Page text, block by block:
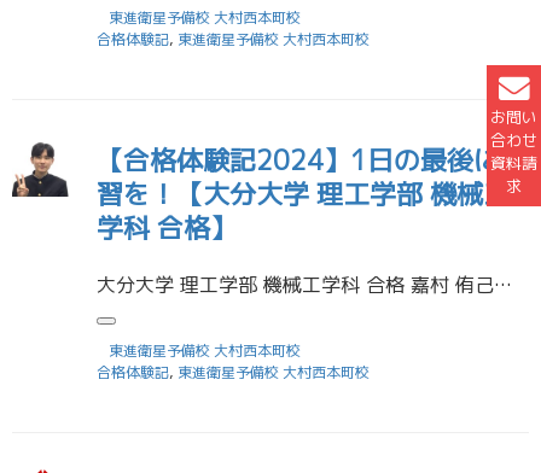
お問い
合わせ
資料請
求
東進衛星予備校 大村西本町校
合格体験記, 東進衛星予備校 大村西本町校
【合格体験記2024】1日の最後に復
習を！【大分大学 理工学部 機械工
学科 合格】
大分大学 理工学部 機械工学科 合格 嘉村 侑己くん 受験に役立った勉強法を教えてください 僕は今まで勉強をしてこなかったので良い勉強法が分からず、とりあえず覚えたり、問題を解いたりしていました。でもなかなか結果が出ずに […]
東進衛星予備校 大村西本町校
合格体験記, 東進衛星予備校 大村西本町校